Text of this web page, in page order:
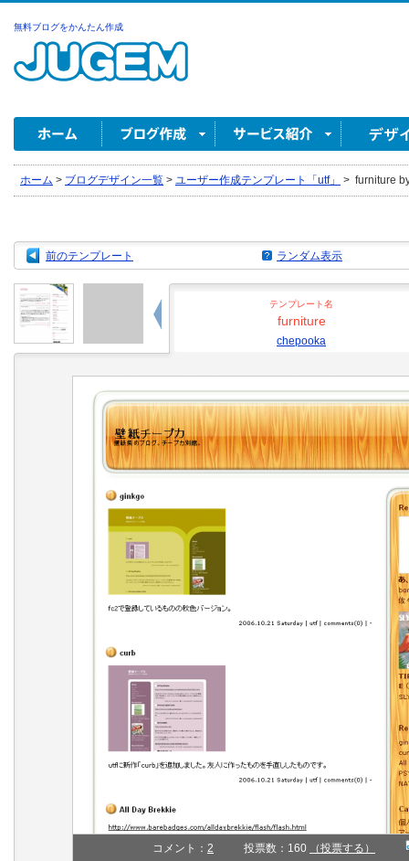
無料ブログをかんたん作成
ホーム > ブログデザイン一覧 > ユーザー作成テンプレート「utf」 > furniture
前のテンプレート ランダム表示
テンプレート名
furniture
chepooka
コメント： 2 投票数：160 （投票する）